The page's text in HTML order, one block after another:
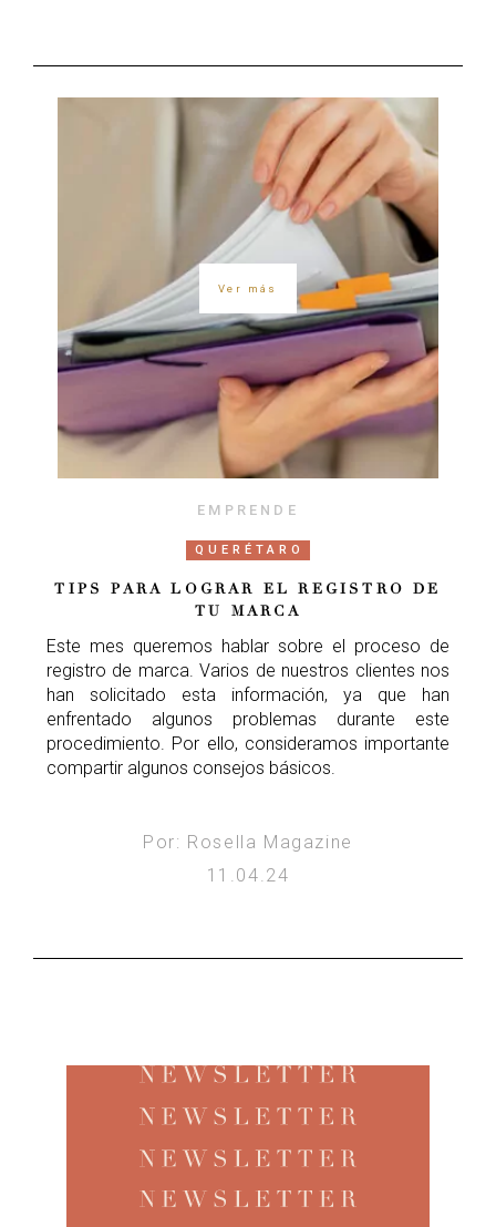
Ver más
EMPRENDE
QUERÉTARO
TIPS PARA LOGRAR EL REGISTRO DE
TU MARCA
Este mes queremos hablar sobre el proceso de
registro de marca. Varios de nuestros clientes nos
han solicitado esta información, ya que han
enfrentado algunos problemas durante este
procedimiento. Por ello, consideramos importante
compartir algunos consejos básicos.
Por: Rosella Magazine
11.04.24